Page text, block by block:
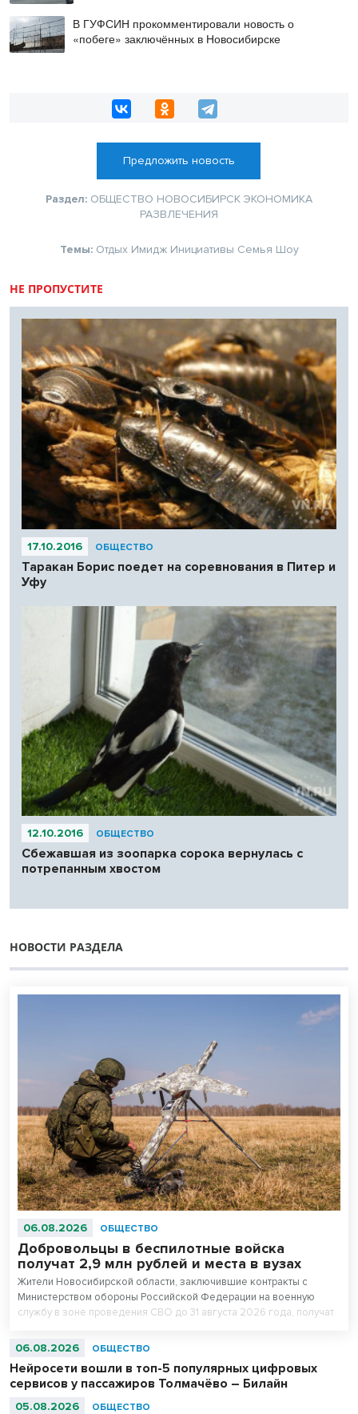
В ГУФСИН прокомментировали новость о
«побеге» заключённых в Новосибирске
Предложить новость
Раздел: ОБЩЕСТВО НОВОСИБИРСК ЭКОНОМИКА
РАЗВЛЕЧЕНИЯ
Темы: Отдых Имидж Инициативы Семья Шоу
НЕ ПРОПУСТИТЕ
17.10.2016 ОБЩЕСТВО
Таракан Борис поедет на соревнования в Питер и
Уфу
12.10.2016 ОБЩЕСТВО
Сбежавшая из зоопарка сорока вернулась с
потрепанным хвостом
НОВОСТИ РАЗДЕЛА
06.08.2026 ОБЩЕСТВО
Добровольцы в беспилотные войска
получат 2,9 млн рублей и места в вузах
Жители Новосибирской области, заключившие контракты с
Министерством обороны Российской Федерации на военную
службу в зоне проведения СВО до 31 августа 2026 года, получат
поддержки бойцов и ветеранов в регионе создана действенная
поступить в колледжи и вузы, но набравшим ниже проходных
баллов, получают право на приоритетное зачисление в вузы и
колледжи на безвозмездной основе.
06.08.2026 ОБЩЕСТВО
Нейросети вошли в топ-5 популярных цифровых
сервисов у пассажиров Толмачёво – Билайн
05.08.2026 ОБЩЕСТВО